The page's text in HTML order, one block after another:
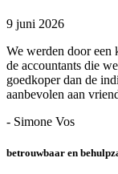
9 juni 2026
We werden door een
de accountants die
goedkoper dan de
aanbevolen aan
- Simone Vos
betrouwbaar en